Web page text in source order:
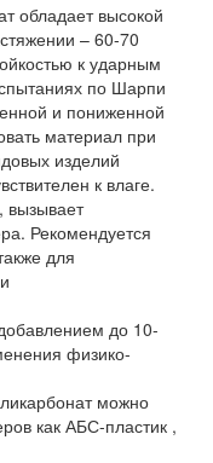
обладает высокой
– 60-70
к ударным
по Шарпи
и пониженной
материал при
изделий
к влаге.
вызывает
Рекомендуется
для
до 10-
физико-
можно
как АБС-пластик ,